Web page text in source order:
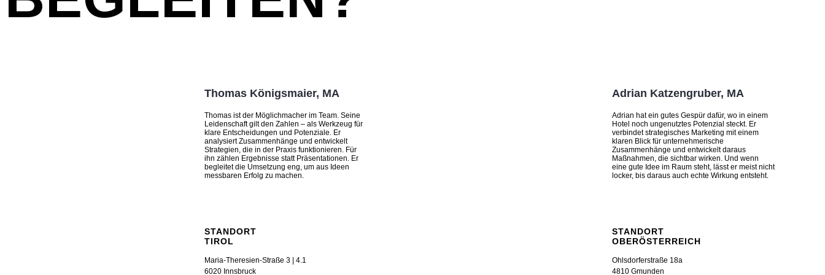
Thomas Königsmaier, MA
Thomas ist der Möglichmacher im Team. Seine
Leidenschaft gilt den Zahlen – als Werkzeug für
klare Entscheidungen und Potenziale. Er
analysiert Zusammenhänge und entwickelt
Strategien, die in der Praxis funktionieren. Für
ihn zählen Ergebnisse statt Präsentationen. Er
begleitet die Umsetzung eng, um aus Ideen
messbaren Erfolg zu machen.
STANDORT
TIROL
Maria-Theresien-Straße 3 | 4.1
6020 Innsbruck
Adrian Katzengruber, MA
Adrian hat ein gutes Gespür dafür, wo in einem
Hotel noch ungenutztes Potenzial steckt. Er
verbindet strategisches Marketing mit einem
klaren Blick für unternehmerische
Zusammenhänge und entwickelt daraus
Maßnahmen, die sichtbar wirken. Und wenn
eine gute Idee im Raum steht, lässt er meist nicht
locker, bis daraus auch echte Wirkung entsteht.
STANDORT
OBERÖSTERREICH
Ohlsdorferstraße 18a
4810 Gmunden